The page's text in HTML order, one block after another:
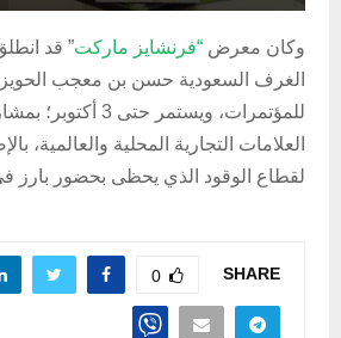
وكان معرض “فرنشايز ماركت” قد
الغرف السعودية حسن بن معجب
للمؤتمرات، ويستمر
العلامات التجارية المحلية والعالمية،
لقطاع الوقود الذي يحظى بحضور بارز
SHARE
0